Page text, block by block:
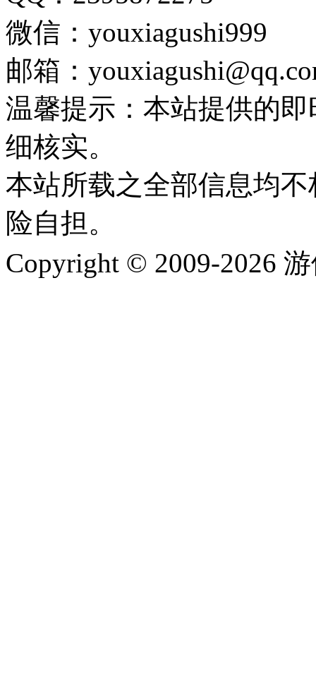
微信：youxiagushi999
邮箱：
温馨提示：本站提供的
细核实。
本站所载之全部信息均
险自担。
Copyright © 2009-2026